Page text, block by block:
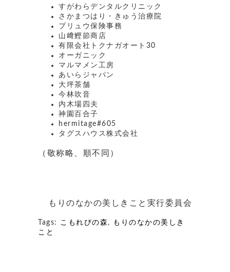
すがわらデンタルクリニック
さかまつはり・きゅう治療院
プリュウ保険事務
山﨑鰹節商店
有限会社トクナガオート30
オーガニック
マルマメン工房
あいらジャパン
大坪茶舗
今林吹音
内木場四夫
神園百合子
hermitage#605
タグスハウス株式会社
（敬称略、順不同）
もりのなかの美しきこと実行委員会
Tags: こもれびの森 ,
もりのなかの美しき
こと